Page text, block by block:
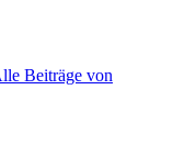
Beiträge von